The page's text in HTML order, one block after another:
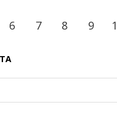
6 7 8 9